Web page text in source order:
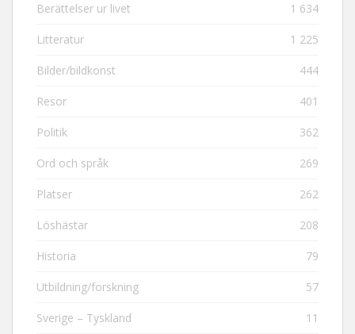
Berättelser ur livet 1 634
Litteratur 1 225
Bilder/bildkonst 444
Resor 401
Politik 362
Ord och språk 269
Platser 262
Löshästar 208
Historia 79
Utbildning/forskning 57
Sverige – Tyskland 11